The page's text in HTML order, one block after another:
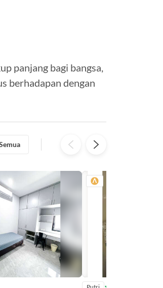
panjang bagi bangsa,
berhadapan dengan